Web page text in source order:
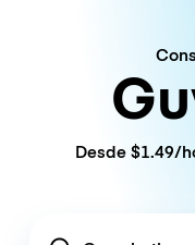
Desde $1.49/